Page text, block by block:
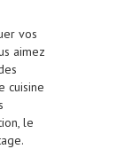
vos
aimez
cuisine
le